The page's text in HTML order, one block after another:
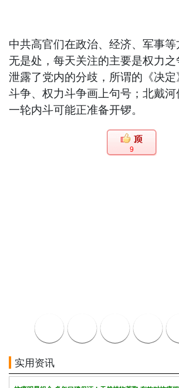
中共高官们在政治、经济、军事
无是处，每天关注的主要是权力
泄露了党内的分歧，所谓的《决
斗争、权力斗争画上句号；北戴
一轮内斗可能正准备开锣。
9
实用资讯